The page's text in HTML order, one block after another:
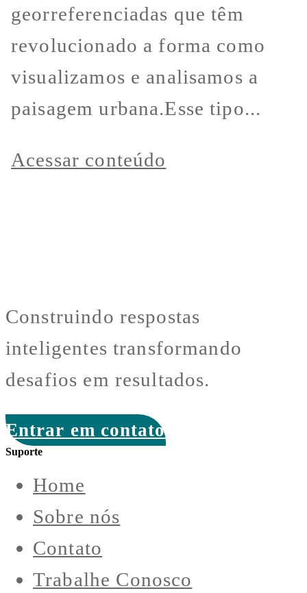
georreferenciadas que têm
revolucionado a forma como
visualizamos e analisamos a
paisagem urbana.Esse tipo...
Acessar conteúdo
Construindo respostas
inteligentes transformando
desafios em resultados.
Entrar em contato
Suporte
Home
Sobre nós
Contato
Trabalhe Conosco